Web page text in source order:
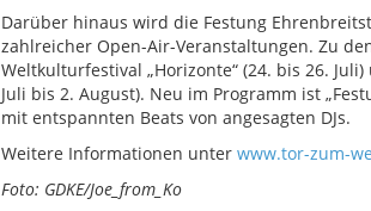
Darüber hinaus wird die Festung
zahlreicher Open-Air-Veranstaltungen. Zu
Weltkulturfestival „Horizonte“ (24. bis 26. Juli)
Juli bis 2. August). Neu im Programm ist
mit entspannten Beats von angesagten DJs.
Weitere Informationen unter www.tor-zum-
Foto: GDKE/Joe_from_Ko